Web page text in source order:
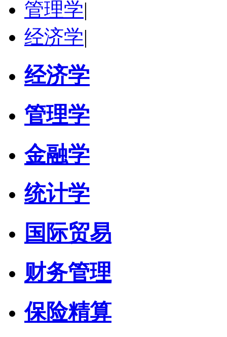
管理学|
经济学|
经济学
管理学
金融学
统计学
国际贸易
财务管理
保险精算